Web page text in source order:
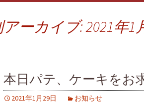
アーカイブ: 2021年1
本日パテ、ケーキをお
2021年1月29日 お知らせ